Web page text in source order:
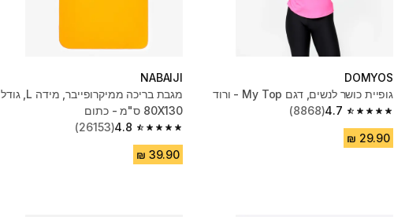
DOMYOS
גופיית כושר לנשים, דגם My Top - ורוד
4.7
4.7 out of 5 stars from 8868 reviews
(8868)
NABAIJI
מגבת בריכה ממיקרופייבר, מידה L,‏ גודל
80X130 ס"מ - כתום
4.8
4.8 out of 5 stars from 26153 reviews
(26153)